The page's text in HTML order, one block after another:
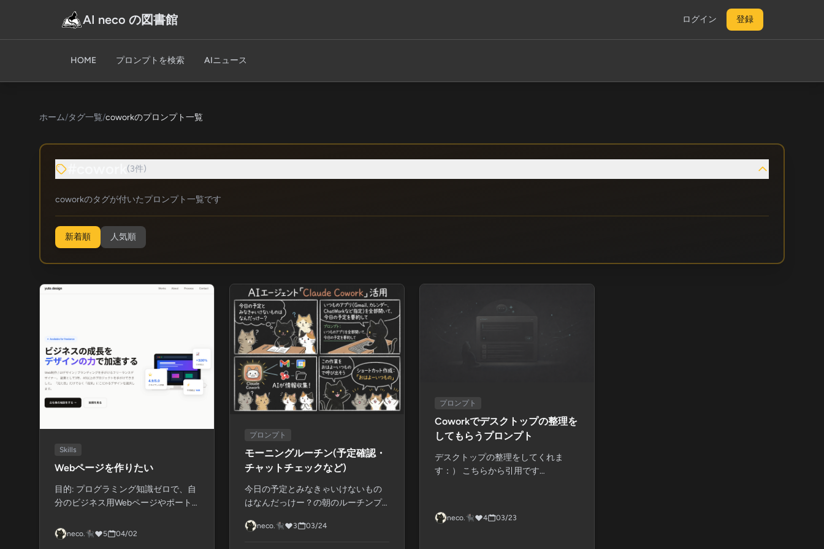
AI neco の図書館 ログイン 登録
HOME プロンプトを検索 AIニュース
ホーム/タグ一覧/coworkのプロンプト一覧
(3件)
coworkのタグが付いたプロンプト一覧です
新着順 人気順
Skills
Webページを作りたい
目的: プログラミング知識ゼロで、自
分のビジネス用Webページやポート
neco.🐈‍⬛ 5 04/02
プロンプト
モーニングルーチン(予定確認・
チャットチェックなど)
今日の予定とみなきゃいけないもの
はなんだっけー？の朝のルーチンプ
neco.🐈‍⬛ 3 03/24
プロンプト
Coworkでデスクトップの整理を
してもらうプロンプト
デスクトップの整理をしてくれま
す：） こちらから引用です
neco.🐈‍⬛ 4 03/23